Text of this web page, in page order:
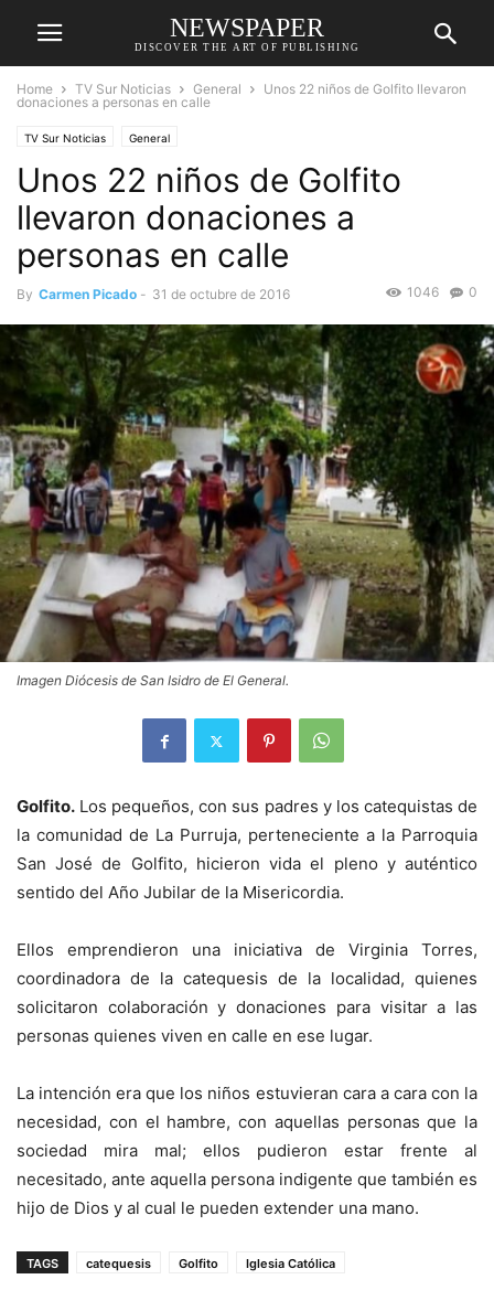
NEWSPAPER
DISCOVER THE ART OF PUBLISHING
Home TV Sur Noticias General
Unos 22 niños de Golfito llevaron
donaciones a personas en calle
TV Sur Noticias General
Unos 22 niños de Golfito
llevaron donaciones a
personas en calle
By Carmen Picado - 31 de octubre de 2016 0
1046
Imagen Diócesis de San Isidro de El General.
Golfito. Los pequeños, con sus padres y los catequistas de
la comunidad de La Purruja, perteneciente a la Parroquia
San José de Golfito, hicieron vida el pleno y auténtico
sentido del Año Jubilar de la Misericordia.
Ellos emprendieron una iniciativa de Virginia Torres,
coordinadora de la catequesis de la localidad, quienes
solicitaron colaboración y donaciones para visitar a las
personas quienes viven en calle en ese lugar.
La intención era que los niños estuvieran cara a cara con la
necesidad, con el hambre, con aquellas personas que la
sociedad mira mal; ellos pudieron estar frente al
necesitado, ante aquella persona indigente que también es
hijo de Dios y al cual le pueden extender una mano.
TAGS catequesis Golfito Iglesia Católica